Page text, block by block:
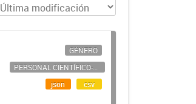
GÉNERO
PERSONAL CIENTÍFICO-TECNOLÓGICO
json
csv